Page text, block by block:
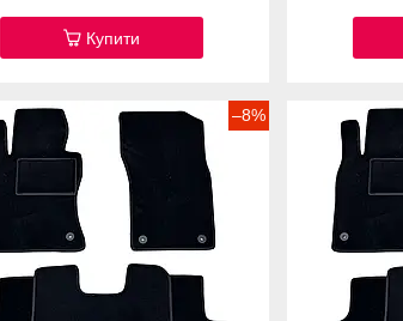
Купити
–8%